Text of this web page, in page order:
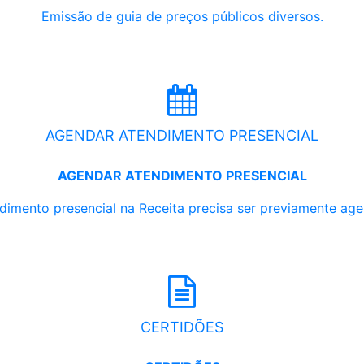
Emissão de guia de preços públicos diversos.
AGENDAR ATENDIMENTO PRESENCIAL
AGENDAR ATENDIMENTO PRESENCIAL
presencial na Receita precisa ser previamente
CERTIDÕES